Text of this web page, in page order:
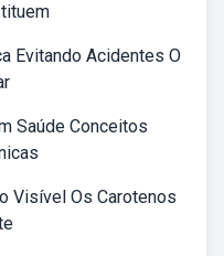
Evitando Acidentes O
Saúde Conceitos
Visível Os Carotenos